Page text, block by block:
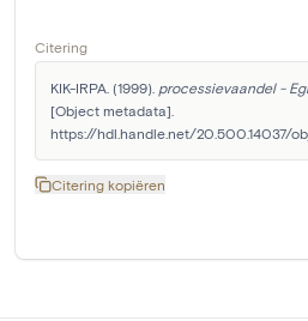
Citering
KIK-IRPA. (1999). processievaandel -
[Object metadata].
https://hdl.handle.net/20.500.14037/
Citering kopiëren